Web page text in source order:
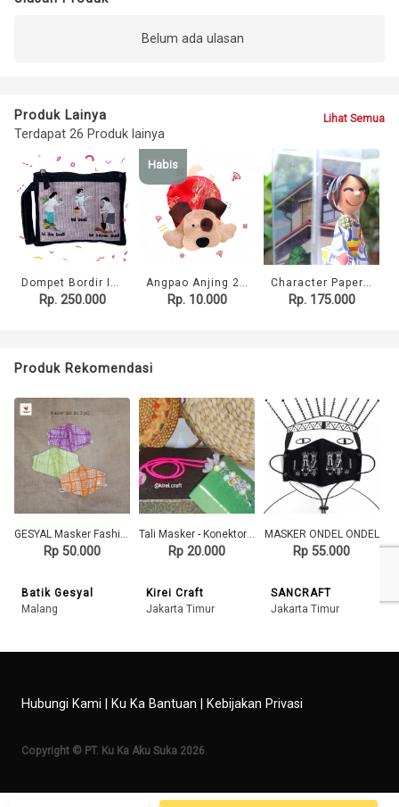
Belum ada ulasan
Produk Lainya
Terdapat 26 Produk lainya
Lihat Semua
Dompet Bordir Ini Budi
Rp. 250.000
Habis
Angpao Anjing 2018
Rp. 10.000
Character Paper Quilling Akrilik A Size
Rp. 175.000
Produk Rekomendasi
GESYAL Masker Fashion Jala Set isi 3. Pola nyaman bikin betah
Rp 50.000
Batik Gesyal
Malang
Tali Masker - Konektor Masker
Rp 20.000
Kirei Craft
Jakarta Timur
MASKER ONDEL ONDEL
Rp 55.000
SANCRAFT
Jakarta Timur
Hubungi Kami Ku Ka Bantuan Kebijakan Privasi
Copyright © PT. Ku Ka Aku Suka 2026